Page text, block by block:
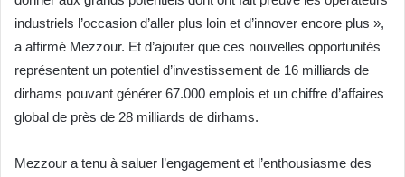
industriels l’occasion d’aller plus loin et d’innover encore plus »,
a affirmé Mezzour. Et d’ajouter que ces nouvelles opportunités
représentent un potentiel d’investissement de 16 milliards de
dirhams pouvant générer 67.000 emplois et un chiffre d’affaires
global de près de 28 milliards de dirhams.
Mezzour a tenu à saluer l’engagement et l’enthousiasme des